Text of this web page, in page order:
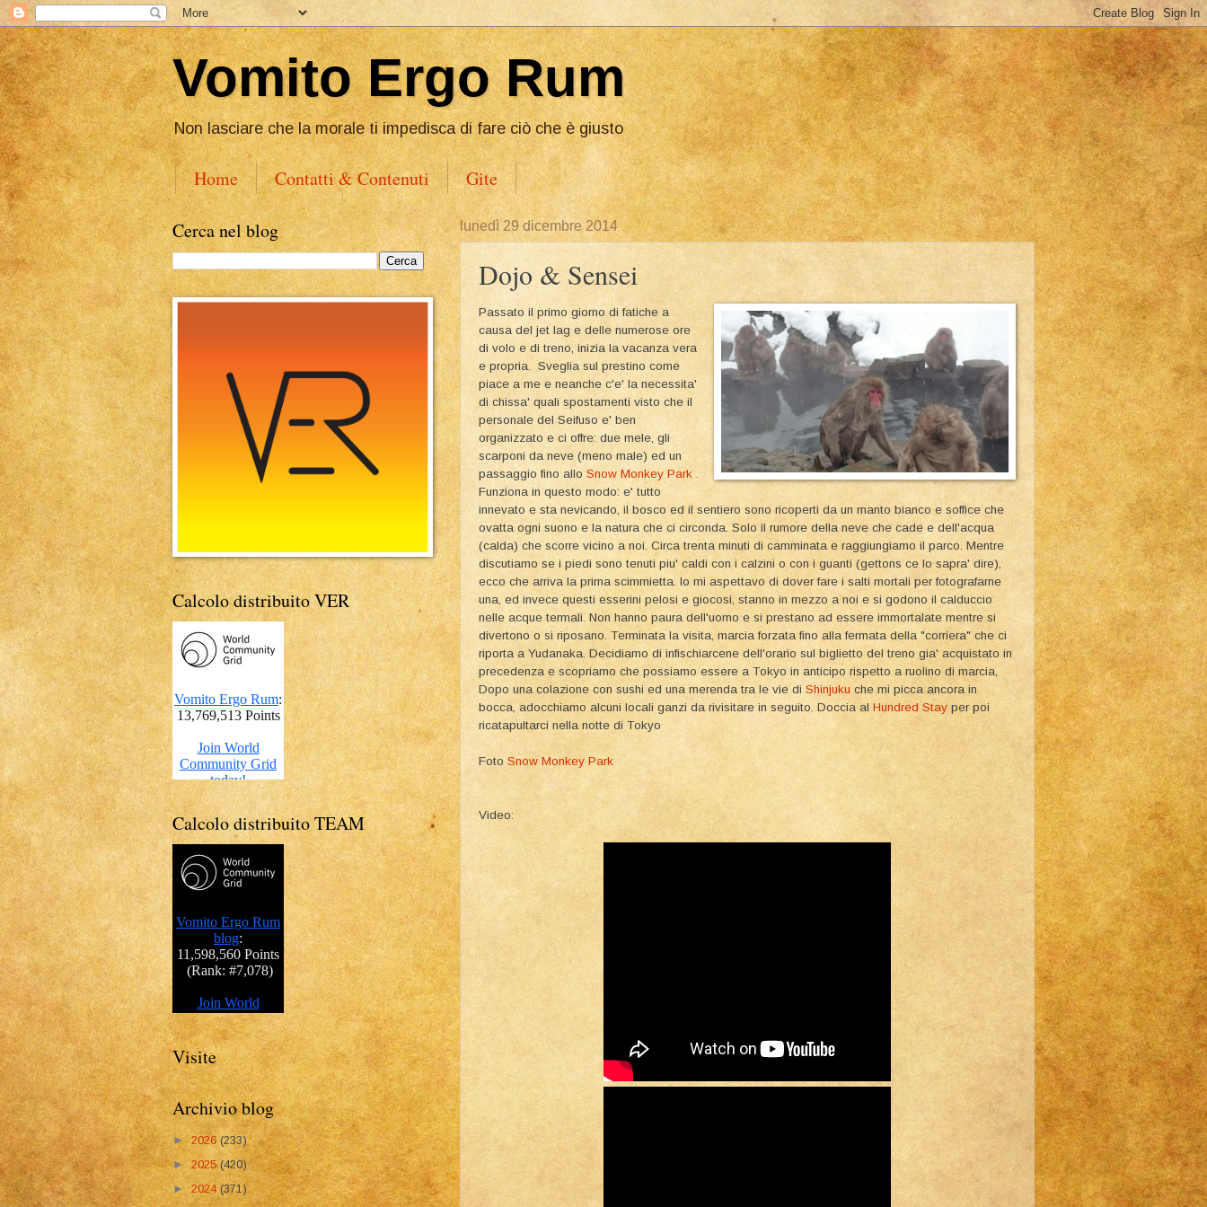
Vomito Ergo Rum
Non lasciare che la morale ti impedisca di fare ciò che è giusto
Home Contatti & Contenuti Gite
lunedì 29 dicembre 2014
Dojo & Sensei
Passato il primo giorno di fatiche a
causa del jet lag e delle numerose ore
di volo e di treno, inizia la vacanza vera
e propria. Sveglia sul prestino come
piace a me e neanche c'e' la necessita'
di chissa' quali spostamenti visto che il
personale del Seifuso e' ben
organizzato e ci offre: due mele, gli
scarponi da neve (meno male) ed un
passaggio fino allo Snow Monkey Park
Funziona in questo modo: e' tutto
innevato e sta nevicando, il bosco ed il sentiero sono ricoperti da un manto bianco e soffice che
ovatta ogni suono e la natura che ci circonda. Solo il rumore della neve che cade e dell'acqua
(calda) che scorre vicino a noi. Circa trenta minuti di camminata e raggiungiamo il parco. Mentre
discutiamo se i piedi sono tenuti piu' caldi con i calzini o con i guanti (gettons ce lo sapra' dire),
ecco che arriva la prima scimmietta. Io mi aspettavo di dover fare i salti mortali per fotografarne
una, ed invece questi esserini pelosi e giocosi, stanno in mezzo a noi e si godono il calduccio
nelle acque termali. Non hanno paura dell'uomo e si prestano ad essere immortalate mentre si
divertono o si riposano. Terminata la visita, marcia forzata fino alla fermata della "corriera" che ci
riporta a Yudanaka. Decidiamo di infischiarcene dell'orario sul biglietto del treno gia' acquistato in
precedenza e scopriamo che possiamo essere a Tokyo in anticipo rispetto a ruolino di marcia,
Dopo una colazione con sushi ed una merenda tra le vie di Shinjuku che mi picca ancora in
bocca, adocchiamo alcuni locali ganzi da rivisitare in seguito. Doccia al Hundred Stay per poi
ricatapultarci nella notte di Tokyo
Foto Snow Monkey Park
Video:
Cerca nel blog
Calcolo distribuito VER
Calcolo distribuito TEAM
Visite
Archivio blog
► 2026(233)
►2025(420)
►2024 (371)